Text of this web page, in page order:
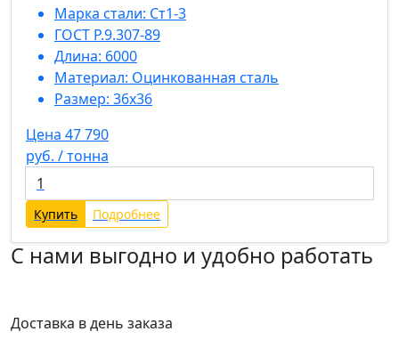
Марка стали: Ст1-3
ГОСТ Р.9.307-89
Длина: 6000
Материал: Оцинкованная сталь
Размер: 36х36
Цена 47 790
руб. / тонна
Купить Подробнее
С нами выгодно и удобно работать
Доставка в день заказа